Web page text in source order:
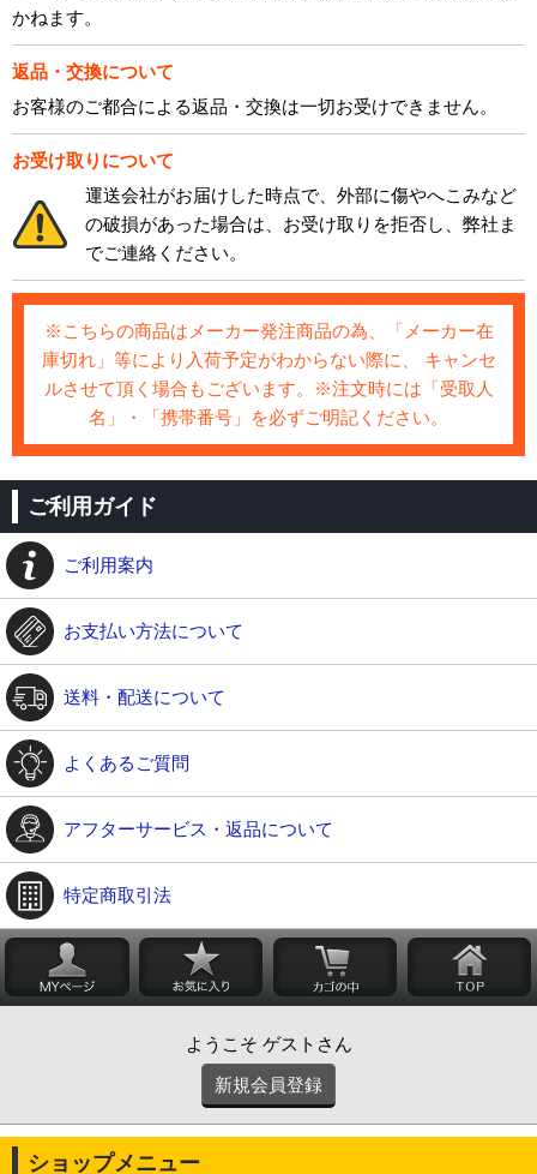
かねます。
返品・交換について
お客様のご都合による返品・交換は一切お受けできません。
お受け取りについて
運送会社がお届けした時点で、外部に傷やへこみなど
の破損があった場合は、お受け取りを拒否し、弊社ま
でご連絡ください。
※こちらの商品はメーカー発注商品の為、「メーカー在
庫切れ」等により入荷予定がわからない際に、 キャンセ
ルさせて頂く場合もございます。※注文時には「受取人
名」・「携帯番号」を必ずご明記ください。
ご利用ガイド
ご利用案内
お支払い方法について
送料・配送について
よくあるご質問
アフターサービス・返品について
特定商取引法
ようこそ ゲストさん
新規会員登録
ショップメニュー